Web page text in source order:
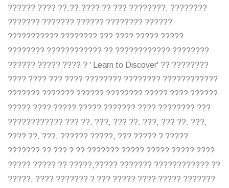
?????? ???? ??.??.???? ?? ??? ????????, ????????
??????? ??????? ?????? ???????? ??????
??????????? ???????? ??? ???? ????? ?????
???????? ???????????? ?? ???????????? ????????
?????? ????? ???? ? ' Learn to Discover' ?? ????????
???? ???? ??? ???? ???????? ???????? ????????????
??????? ??????? ?????? ???????? ????? ???? ??????
????? ???? ????? ????? ??????? ???? ???????? ???
???????????? ??? ??. ???, ??? ??. ???, ??? ??. ???,
???? ??. ???, ?????? ?????, ??? ????? ? ?????
??????? ?? ??? ? ?? ??????? ????? ????? ????? ????
????? ????? ?? ?????,????? ??????? ???????????? ??
?????, ???? ??????? ? ??? ????? ???? ????? ???????